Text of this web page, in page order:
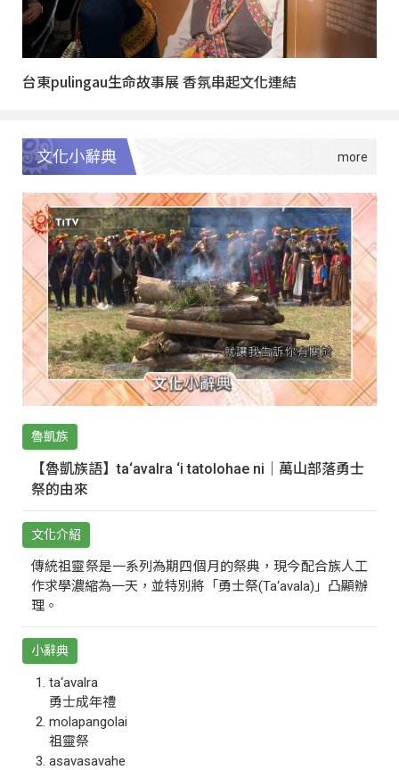
台東pulingau生命故事展 香氛串起文化連結
文化小辭典
魯凱族
【魯凱族語】ta‘avalra ‘i tatolohae ni｜萬山部落勇士
祭的由來
文化介紹
傳統祖靈祭是一系列為期四個月的祭典，現今配合族人工
作求學濃縮為一天，並特別將「勇士祭(Ta‘avala)」凸顯辦
理。
小辭典
ta‘avalra
勇士成年禮
molapangolai
祖靈祭
asavasavahe